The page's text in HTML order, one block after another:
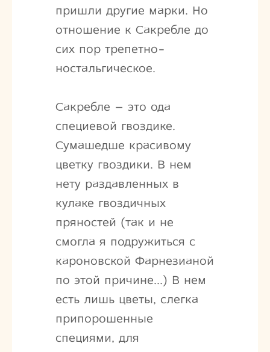
пришли другие марки. Но
отношение к Сакребле до
сих пор трепетно-
ностальгическое.
Сакребле – это ода
специевой гвоздике.
Сумашедше красивому
цветку гвоздики. В нем
нету раздавленных в
кулаке гвоздичных
пряностей (так и не
смогла я подружиться с
кароновской Фарнезианой
по этой причине…) В нем
есть лишь цветы, слегка
припорошенные
специями, для